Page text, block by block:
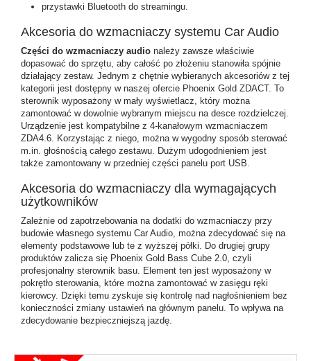
przystawki Bluetooth do streamingu.
Akcesoria do wzmacniaczy systemu Car Audio
Części do wzmacniaczy audio należy zawsze właściwie
dopasować do sprzętu, aby całość po złożeniu stanowiła spójnie
działający zestaw. Jednym z chętnie wybieranych akcesoriów z tej
kategorii jest dostępny w naszej ofercie Phoenix Gold ZDACT. To
sterownik wyposażony w mały wyświetlacz, który można
zamontować w dowolnie wybranym miejscu na desce rozdzielczej.
Urządzenie jest kompatybilne z 4-kanałowym wzmacniaczem
ZDA4.6. Korzystając z niego, można w wygodny sposób sterować
m.in. głośnością całego zestawu. Dużym udogodnieniem jest
także zamontowany w przedniej części panelu port USB.
Akcesoria do wzmacniaczy dla wymagających
użytkowników
Zależnie od zapotrzebowania na dodatki do wzmacniaczy przy
budowie własnego systemu Car Audio, można zdecydować się na
elementy podstawowe lub te z wyższej półki. Do drugiej grupy
produktów zalicza się Phoenix Gold Bass Cube 2.0, czyli
profesjonalny sterownik basu. Element ten jest wyposażony w
pokrętło sterowania, które można zamontować w zasięgu ręki
kierowcy. Dzięki temu zyskuje się kontrolę nad nagłośnieniem bez
konieczności zmiany ustawień na głównym panelu. To wpływa na
zdecydowanie bezpieczniejszą jazdę.